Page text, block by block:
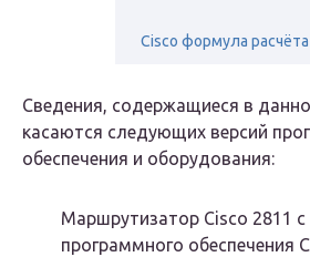
Cisco формула
Сведения, содержащиеся в
касаются следующих версий
обеспечения и оборудования:
Маршрутизатор Cisco 2811
программного обеспечения